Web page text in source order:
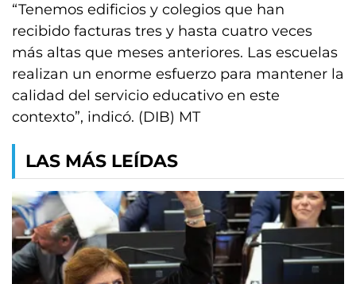
“Tenemos edificios y colegios que han
recibido facturas tres y hasta cuatro veces
más altas que meses anteriores. Las escuelas
realizan un enorme esfuerzo para mantener la
calidad del servicio educativo en este
contexto”, indicó. (DIB) MT
LAS MÁS LEÍDAS